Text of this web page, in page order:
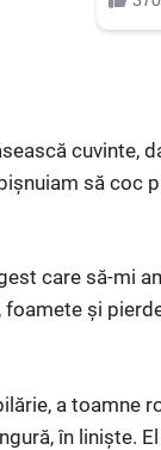
cuvinte,
să coc
care să-mi
și
a toamne
în liniște.